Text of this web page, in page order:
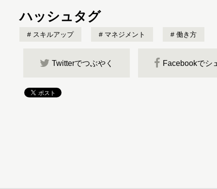
ハッシュタグ
スキルアップ マネジメント 働き方
Twitterでつぶやく Facebookでシ